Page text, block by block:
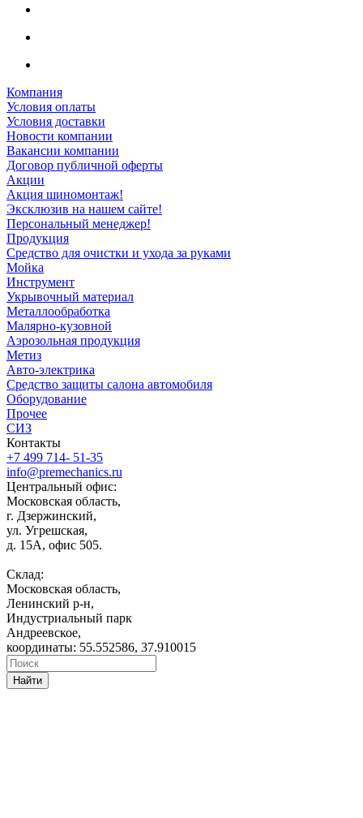
Компания
Условия оплаты
Условия доставки
Новости компании
Вакансии компании
Договор публичной оферты
Акции
Акция шиномонтаж!
Эксклюзив на нашем сайте!
Персональный менеджер!
Продукция
Средство для очистки и ухода за руками
Мойка
Инструмент
Укрывочный материал
Металлообработка
Малярно-кузовной
Аэрозольная продукция
Метиз
Авто-электрика
Средство защиты салона автомобиля
Оборудование
Прочее
СИЗ
Контакты
+7 499 714- 51-35
info@premechanics.ru
Центральный офис:
Московская область,
г. Дзержинский,
ул. Угрешская,
д. 15А, офис 505.
Склад:
Московская область,
Ленинский р-н,
Индустриальный парк
Андреевское,
координаты: 55.552586, 37.910015
Найти